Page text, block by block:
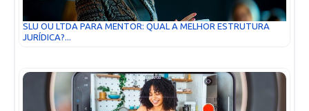
SLU OU LTDA PARA MENTOR: QUAL A MELHOR ESTRUTURA
JURÍDICA?...